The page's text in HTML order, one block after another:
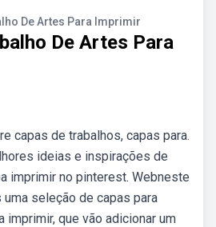
De Artes Para Imprimir
De Artes Para
capas de trabalhos, capas para.
ideias e inspirações de
imprimir no pinterest. Webneste
seleção de capas para
imprimir, que vão adicionar um